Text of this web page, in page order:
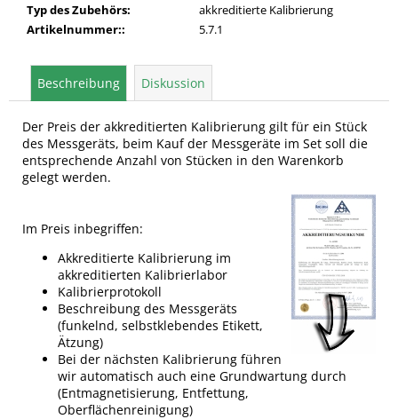
Typ des Zubehörs:
akkreditierte Kalibrierung
Artikelnummer:: 5.7.1
Beschreibung Diskussion
Der Preis der akkreditierten Kalibrierung gilt für ein Stück
des Messgeräts, beim Kauf der Messgeräte im Set soll die
entsprechende Anzahl von Stücken in den Warenkorb
gelegt werden.
Im Preis inbegriffen:
Akkreditierte Kalibrierung im
akkreditierten Kalibrierlabor
Kalibrierprotokoll
Beschreibung des Messgeräts
(funkelnd, selbstklebendes Etikett,
Ätzung)
Bei der nächsten Kalibrierung führen
wir automatisch auch eine Grundwartung durch
(Entmagnetisierung, Entfettung,
Oberflächenreinigung)